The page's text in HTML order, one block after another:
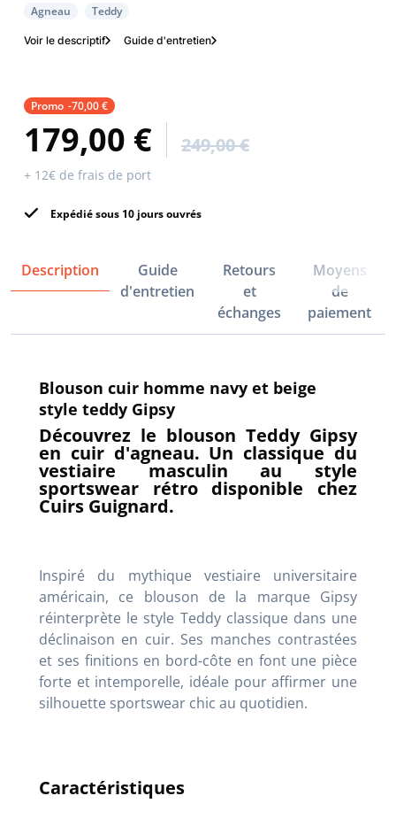
Agneau Teddy
Voir le descriptif Guide d'entretien
Promo -70,00 €
179,00 € 249,00 €
+ 12€ de frais de port
Expédié sous 10 jours ouvrés
Description
Guide
d'entretien
Retours
et
échanges
Moyens
de
paiement
Blouson cuir homme navy et beige
style teddy Gipsy
Découvrez le blouson Teddy Gipsy
en cuir d'agneau. Un classique du
vestiaire masculin au style
sportswear rétro disponible chez
Cuirs Guignard.
Inspiré du mythique vestiaire universitaire
américain, ce blouson de la marque Gipsy
réinterprète le style Teddy classique dans une
déclinaison en cuir. Ses manches contrastées
et ses finitions en bord-côte en font une pièce
forte et intemporelle, idéale pour affirmer une
silhouette sportswear chic au quotidien.
Caractéristiques